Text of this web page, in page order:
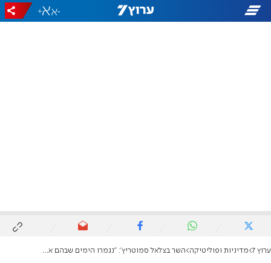
-
+
ערוץ 7 מדיניות ופוליטיקה השר בצלאל סמוטריץ': "נגמרו הימים שבהם אנחנו מחויבים לבעלי הכוח והאינטרסים"